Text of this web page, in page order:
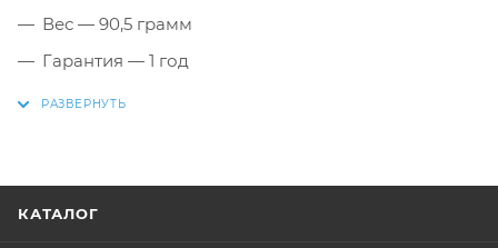
Вес — 90,5 грамм
Гарантия — 1 год
КАТАЛОГ